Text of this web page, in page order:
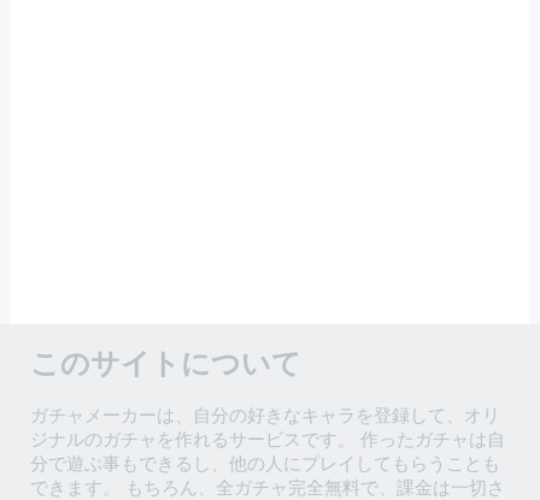
このサイトについて
ガチャメーカーは、自分の好きなキャラを登録して、オリ
ジナルのガチャを作れるサービスです。 作ったガチャは自
分で遊ぶ事もできるし、他の人にプレイしてもらうことも
できます。 もちろん、全ガチャ完全無料で、課金は一切さ